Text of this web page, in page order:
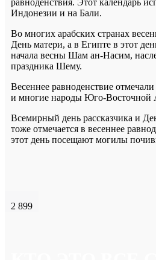
Индонезии и на Бали.
Во многих арабских странах
День матери, а в Египте в этот
начала весны Шам ан-Насим,
праздника Шему.
Весеннее равноденствие
и многие народы Юго-Восточной
Всемирный день рассказчика и
тоже отмечается в весеннее
этот день посещают могилы
2 899